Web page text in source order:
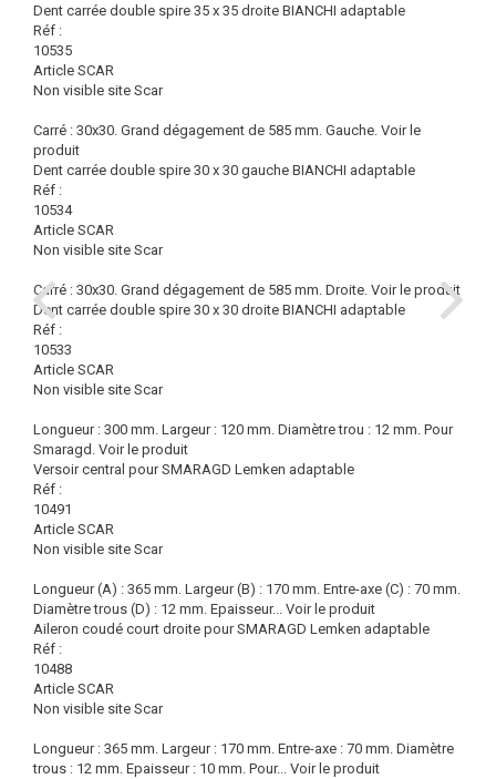
Dent carrée double spire 35 x 35 droite BIANCHI adaptable
Réf :
10535
Article SCAR
Non visible site Scar
Carré : 30x30. Grand dégagement de 585 mm. Gauche. Voir le
produit
Dent carrée double spire 30 x 30 gauche BIANCHI adaptable
Réf :
10534
Article SCAR
Non visible site Scar
Carré : 30x30. Grand dégagement de 585 mm. Droite. Voir le produit
Dent carrée double spire 30 x 30 droite BIANCHI adaptable
Réf :
10533
Article SCAR
Non visible site Scar
Longueur : 300 mm. Largeur : 120 mm. Diamètre trou : 12 mm. Pour
Smaragd. Voir le produit
Versoir central pour SMARAGD Lemken adaptable
Réf :
10491
Article SCAR
Non visible site Scar
Longueur (A) : 365 mm. Largeur (B) : 170 mm. Entre-axe (C) : 70 mm.
Diamètre trous (D) : 12 mm. Epaisseur... Voir le produit
Aileron coudé court droite pour SMARAGD Lemken adaptable
Réf :
10488
Article SCAR
Non visible site Scar
Longueur : 365 mm. Largeur : 170 mm. Entre-axe : 70 mm. Diamètre
trous : 12 mm. Epaisseur : 10 mm. Pour... Voir le produit